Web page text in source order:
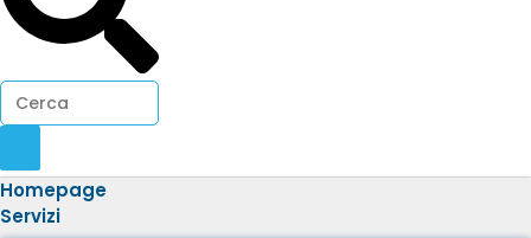
Homepage
Servizi